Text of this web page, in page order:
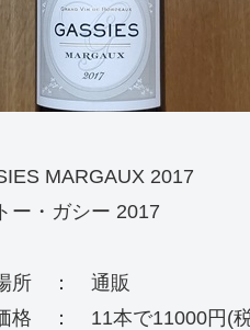
MARGAUX 2017
ー・ガシー 2017
所 ： 通販
格 ： 11本で11000円(税